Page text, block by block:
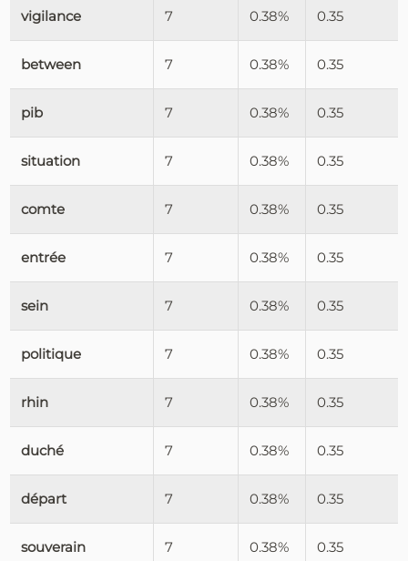
vigilance 7 0.38% 0.35
between 7 0.38% 0.35
pib 7 0.38% 0.35
situation 7 0.38% 0.35
comte 7 0.38% 0.35
entrée 7 0.38% 0.35
sein 7 0.38% 0.35
politique 7 0.38% 0.35
rhin 7 0.38% 0.35
duché 7 0.38% 0.35
départ 7 0.38% 0.35
souverain 7 0.38% 0.35